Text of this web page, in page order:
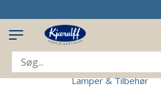
Klinikudstyr
Patientstole
Massagebrikse
Lamper & Tilbehør